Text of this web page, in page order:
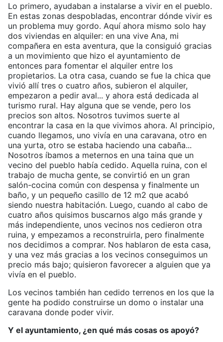
Lo primero, ayudaban a instalarse a vivir en el pueblo.
En estas zonas despobladas, encontrar dónde vivir es
un problema muy gordo. Aquí ahora mismo solo hay
dos viviendas en alquiler: en una vive Ana, mi
compañera en esta aventura, que la consiguió gracias
a un movimiento que hizo el ayuntamiento de
entonces para fomentar el alquiler entre los
propietarios. La otra casa, cuando se fue la chica que
vivió allí tres o cuatro años, subieron el alquiler,
empezaron a pedir aval... y ahora está dedicada al
turismo rural. Hay alguna que se vende, pero los
precios son altos. Nosotros tuvimos suerte al
encontrar la casa en la que vivimos ahora. Al principio,
cuando llegamos, uno vivía en una caravana, otro en
una yurta, otro se estaba haciendo una cabaña...
Nosotros íbamos a meternos en una taina que un
vecino del pueblo había cedido. Aquella ruina, con el
trabajo de mucha gente, se convirtió en un gran
salón-cocina común con despensa y finalmente un
baño, y un pequeño casillo de 12 m2 que acabó
siendo nuestra habitación. Luego, cuando al cabo de
cuatro años quisimos buscarnos algo más grande y
más independiente, unos vecinos nos cedieron otra
ruina, y empezamos a reconstruirla, pero finalmente
nos decidimos a comprar. Nos hablaron de esta casa,
y una vez más gracias a los vecinos conseguimos un
precio más bajo; quisieron favorecer a alguien que ya
vivía en el pueblo.
Los vecinos también han cedido terrenos en los que la
gente ha podido construirse un domo o instalar una
caravana donde poder vivir.
Y el ayuntamiento, ¿en qué más cosas os apoyó?